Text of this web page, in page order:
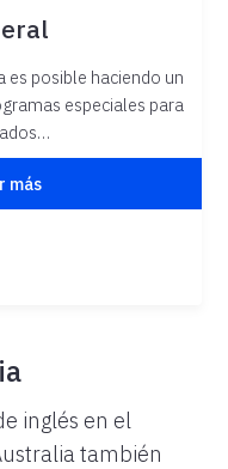
es posible haciendo un
especiales para
más
inglés en el
también